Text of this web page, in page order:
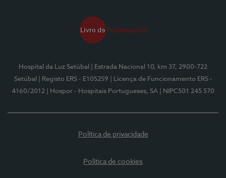
Hospital da Luz Setúbal
| Estrada Nacional 10, km 37, 2900-722
Setúbal
| Registo ERS - E105259
| Licença de Funcionamento ERS -
4160/2012
| Hospor - Hospitais Portugueses, SA | NIPC501 245 570
Política de privacidade
Política de cookies